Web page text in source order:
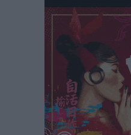
Ειδήσεις• πριν 7 ώρες
Δύο νέοι ξενώνες
Δυνάμεις στη νήσο Ρω
Τοπικές Ειδήσεις πριν 7 ώρες
Συνεχίζεται η έξοδος
34.000 αναχωρούν
Ειδήσεις• πριν 7 ώρες